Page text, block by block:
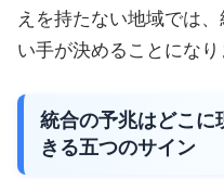
えを持たない地域では
い手が決めることになり
統合の予兆はどこ
きる五つのサイン